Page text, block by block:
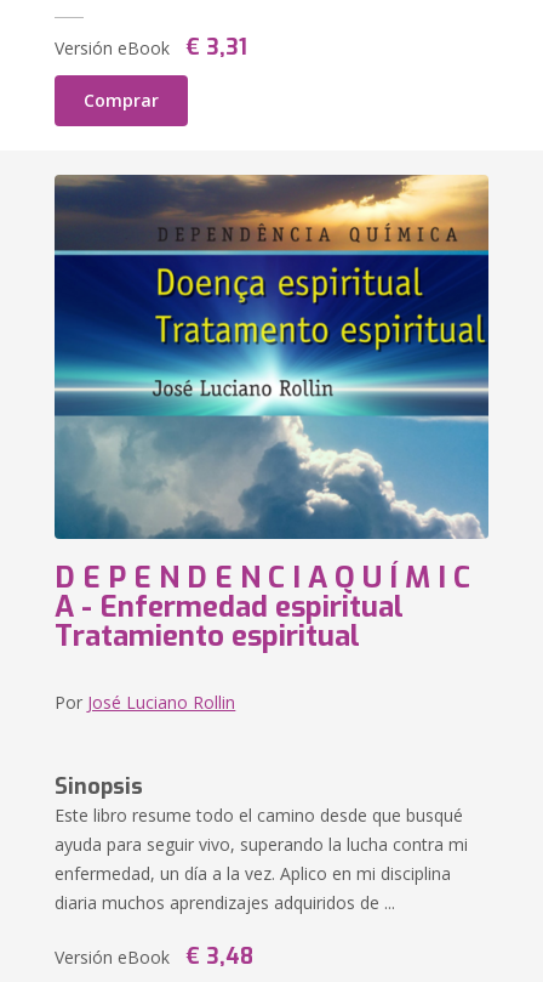
Versión eBook € 3,31
Comprar
D E P E N D E N C I A Q U Í M I C
A - Enfermedad espiritual
Tratamiento espiritual
Por José Luciano Rollin
Sinopsis
Este libro resume todo el camino desde que busqué
ayuda para seguir vivo, superando la lucha contra mi
enfermedad, un día a la vez. Aplico en mi disciplina
diaria muchos aprendizajes adquiridos de ...
Versión eBook € 3,48